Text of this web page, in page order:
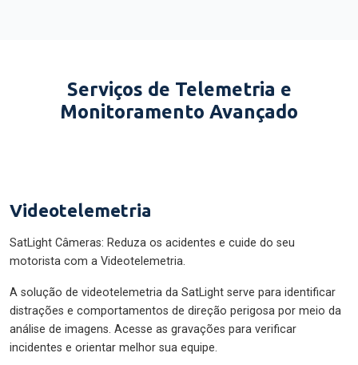
Serviços de Telemetria e
Monitoramento Avançado
Videotelemetria
SatLight Câmeras: Reduza os acidentes e cuide do seu
motorista com a Videotelemetria.
A solução de videotelemetria da SatLight serve para identificar
distrações e comportamentos de direção perigosa por meio da
análise de imagens. Acesse as gravações para verificar
incidentes e orientar melhor sua equipe.